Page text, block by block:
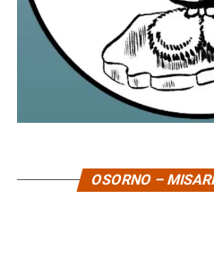
OSORNO –